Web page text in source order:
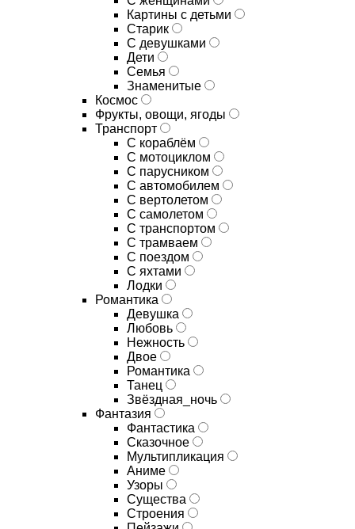
Картины с детьми
Старик
С девушками
Дети
Семья
Знаменитые
Космос
Фрукты, овощи, ягоды
Транспорт
С кораблём
С мотоциклом
С парусником
С автомобилем
С вертолетом
С самолетом
С транспортом
С трамваем
С поездом
С яхтами
Лодки
Романтика
Девушка
Любовь
Нежность
Двое
Романтика
Танец
Звёздная_ночь
Фантазия
Фантастика
Сказочное
Мультипликация
Аниме
Узоры
Существа
Строения